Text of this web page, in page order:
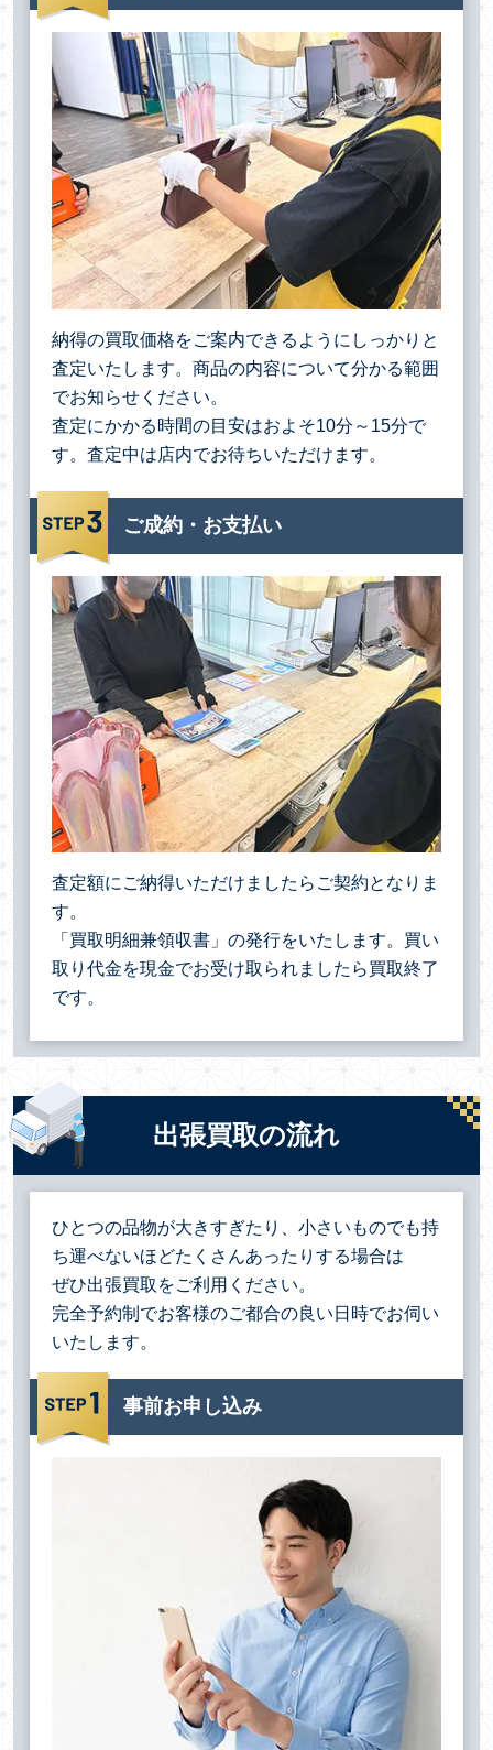
納得の買取価格をご案内できるようにしっかりと
査定いたします。商品の内容について分かる範囲
でお知らせください。
査定にかかる時間の目安はおよそ10分～15分で
す。査定中は店内でお待ちいただけます。
ご成約・お支払い
査定額にご納得いただけましたらご契約となりま
す。
「買取明細兼領収書」の発行をいたします。買い
取り代金を現金でお受け取られましたら買取終了
です。
出張買取の流れ
ひとつの品物が大きすぎたり、小さいものでも持
ち運べないほどたくさんあったりする場合は
ぜひ出張買取をご利用ください。
完全予約制でお客様のご都合の良い日時でお伺い
いたします。
事前お申し込み